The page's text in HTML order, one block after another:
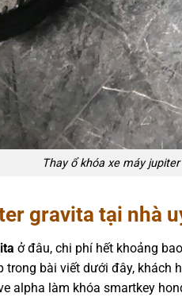
Thay ổ khóa xe máy
gravita tại nhà
ở đâu, chi phí hết khoảng
bài viết dưới đây,
alpha làm khóa smartkey